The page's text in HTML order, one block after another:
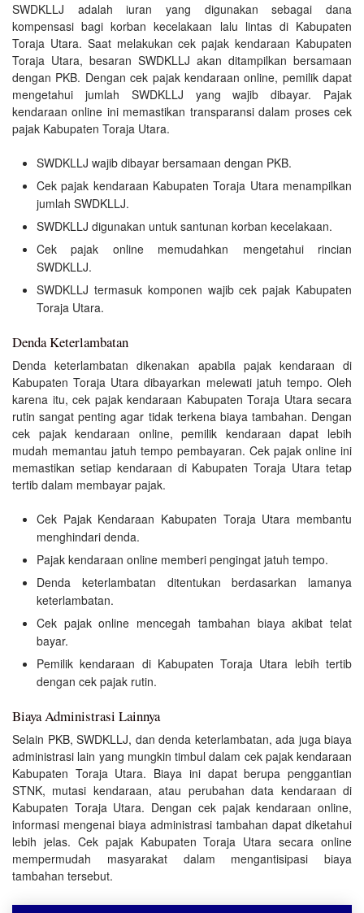
SWDKLLJ adalah iuran yang digunakan sebagai dana
kompensasi bagi korban kecelakaan lalu lintas di Kabupaten
Toraja Utara. Saat melakukan cek pajak kendaraan Kabupaten
Toraja Utara, besaran SWDKLLJ akan ditampilkan bersamaan
dengan PKB. Dengan cek pajak kendaraan online, pemilik dapat
mengetahui jumlah SWDKLLJ yang wajib dibayar. Pajak
kendaraan online ini memastikan transparansi dalam proses cek
pajak Kabupaten Toraja Utara.
SWDKLLJ wajib dibayar bersamaan dengan PKB.
Cek pajak kendaraan Kabupaten Toraja Utara menampilkan
jumlah SWDKLLJ.
SWDKLLJ digunakan untuk santunan korban kecelakaan.
Cek pajak online memudahkan mengetahui rincian
SWDKLLJ.
SWDKLLJ termasuk komponen wajib cek pajak Kabupaten
Toraja Utara.
Denda Keterlambatan
Denda keterlambatan dikenakan apabila pajak kendaraan di
Kabupaten Toraja Utara dibayarkan melewati jatuh tempo. Oleh
karena itu, cek pajak kendaraan Kabupaten Toraja Utara secara
rutin sangat penting agar tidak terkena biaya tambahan. Dengan
cek pajak kendaraan online, pemilik kendaraan dapat lebih
mudah memantau jatuh tempo pembayaran. Cek pajak online ini
memastikan setiap kendaraan di Kabupaten Toraja Utara tetap
tertib dalam membayar pajak.
Cek Pajak Kendaraan Kabupaten Toraja Utara membantu
menghindari denda.
Pajak kendaraan online memberi pengingat jatuh tempo.
Denda keterlambatan ditentukan berdasarkan lamanya
keterlambatan.
Cek pajak online mencegah tambahan biaya akibat telat
bayar.
Pemilik kendaraan di Kabupaten Toraja Utara lebih tertib
dengan cek pajak rutin.
Biaya Administrasi Lainnya
Selain PKB, SWDKLLJ, dan denda keterlambatan, ada juga biaya
administrasi lain yang mungkin timbul dalam cek pajak kendaraan
Kabupaten Toraja Utara. Biaya ini dapat berupa penggantian
STNK, mutasi kendaraan, atau perubahan data kendaraan di
Kabupaten Toraja Utara. Dengan cek pajak kendaraan online,
informasi mengenai biaya administrasi tambahan dapat diketahui
lebih jelas. Cek pajak Kabupaten Toraja Utara secara online
mempermudah masyarakat dalam mengantisipasi biaya
tambahan tersebut.